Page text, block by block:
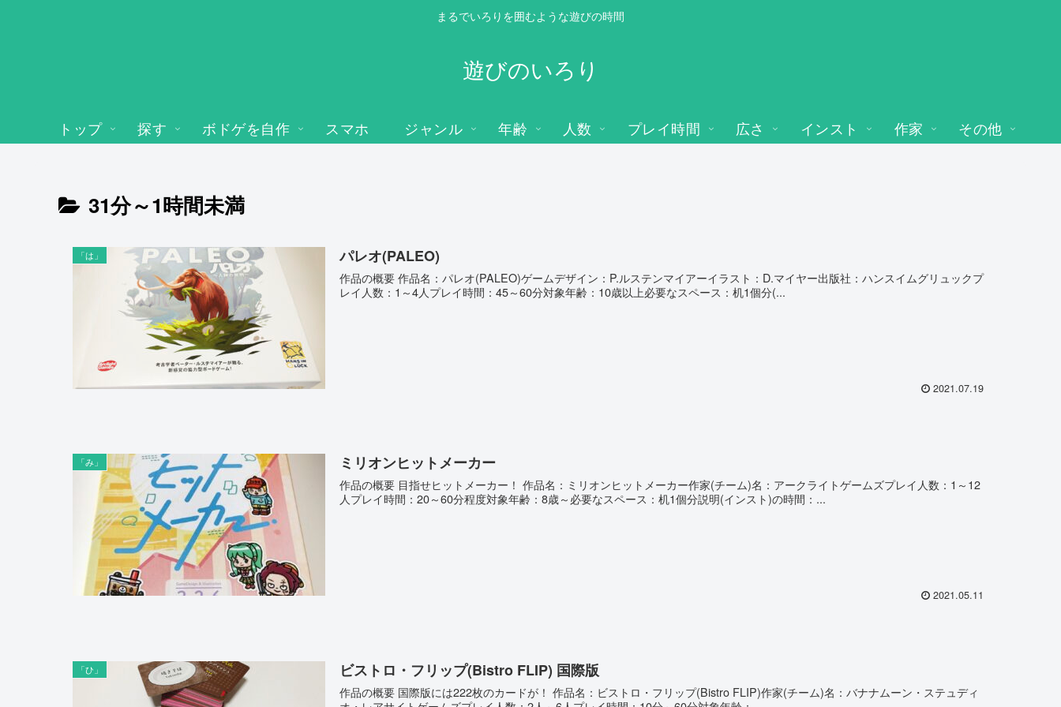
まるでいろりを囲むような遊びの時間
遊びのいろり
トップ 探す ボドゲを自作 スマホ ジャンル 年齢 人数 プレイ時間 広さ インスト 作家 その他
31分～1時間未満
「は」 パレオ(PALEO)
作品の概要 作品名：パレオ(PALEO)ゲームデザイン：P.ルステンマイアーイラスト：D.マイヤー出版社：ハンスイムグリュックプ
レイ人数：1～4人プレイ時間：45～60分対象年齢：10歳以上必要なスペース：机1個分(...
2021.07.19
「み」 ミリオンヒットメーカー
作品の概要 目指せヒットメーカー！ 作品名：ミリオンヒットメーカー作家(チーム)名：アークライトゲームズプレイ人数：1～12
人プレイ時間：20～60分程度対象年齢：8歳～必要なスペース：机1個分説明(インスト)の時間：...
2021.05.11
「ひ」 ビストロ・フリップ(Bistro FLIP) 国際版
作品の概要 国際版には222枚のカードが！ 作品名：ビストロ・フリップ(Bistro FLIP)作家(チーム)名：バナナムーン・ステュディ